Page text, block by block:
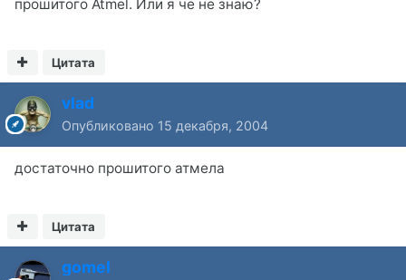
прошитого Atmel. Или я че не знаю?
Цитата
vlad
Опубликовано 15 декабря, 2004
достаточно прошитого атмела
Цитата
gomel